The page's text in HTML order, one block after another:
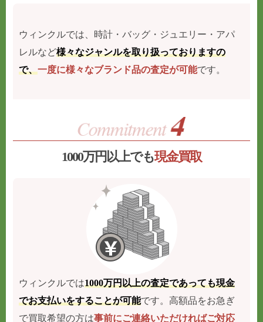
ウィンクルでは、時計・バッグ・ジュエリー・アパ
レルなど様々なジャンルを取り扱っておりますの
で、一度に様々なブランド品の査定が可能です。
1000万円以上でも現金買取
ウィンクルでは1000万円以上の査定であっても現金
でお支払いをすることが可能です。高額品をお急ぎ
で買取希望の方は事前にご連絡いただければご対応